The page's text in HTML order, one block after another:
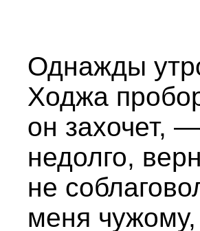
Однажды
Ходжа
он захочет,
недолго,
не
меня